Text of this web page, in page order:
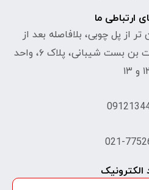
ارتباطی ما
از پل چوبی، بلافاصله بعد از
چهار راه هدایت، سمت راست بن بست شیبانی، پلاک ۶، واحد
۱۲ و ۱۳
021-
الکترونیک